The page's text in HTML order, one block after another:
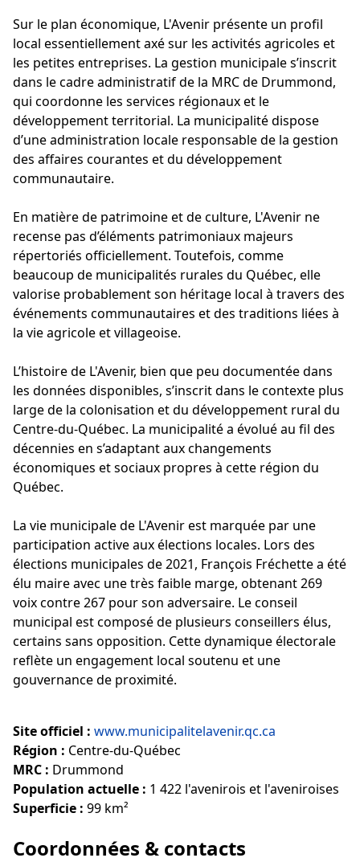
Sur le plan économique, L'Avenir présente un profil
local essentiellement axé sur les activités agricoles et
les petites entreprises. La gestion municipale s’inscrit
dans le cadre administratif de la MRC de Drummond,
qui coordonne les services régionaux et le
développement territorial. La municipalité dispose
d’une administration locale responsable de la gestion
des affaires courantes et du développement
communautaire.
En matière de patrimoine et de culture, L'Avenir ne
recense pas d’éléments patrimoniaux majeurs
répertoriés officiellement. Toutefois, comme
beaucoup de municipalités rurales du Québec, elle
valorise probablement son héritage local à travers des
événements communautaires et des traditions liées à
la vie agricole et villageoise.
L’histoire de L'Avenir, bien que peu documentée dans
les données disponibles, s’inscrit dans le contexte plus
large de la colonisation et du développement rural du
Centre-du-Québec. La municipalité a évolué au fil des
décennies en s’adaptant aux changements
économiques et sociaux propres à cette région du
Québec.
La vie municipale de L'Avenir est marquée par une
participation active aux élections locales. Lors des
élections municipales de 2021, François Fréchette a été
élu maire avec une très faible marge, obtenant 269
voix contre 267 pour son adversaire. Le conseil
municipal est composé de plusieurs conseillers élus,
certains sans opposition. Cette dynamique électorale
reflète un engagement local soutenu et une
gouvernance de proximité.
Site officiel : www.municipalitelavenir.qc.ca
Région : Centre-du-Québec
MRC : Drummond
Population actuelle : 1 422 l'avenirois et l'aveniroises
Superficie : 99 km²
Coordonnées & contacts